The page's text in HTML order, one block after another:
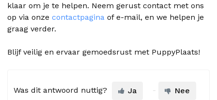
klaar om je te helpen. Neem gerust contact met ons
op via onze contactpagina of e-mail, en we helpen je
graag verder.
Blijf veilig en ervaar gemoedsrust met PuppyPlaats!
Was dit antwoord nuttig? Ja Nee